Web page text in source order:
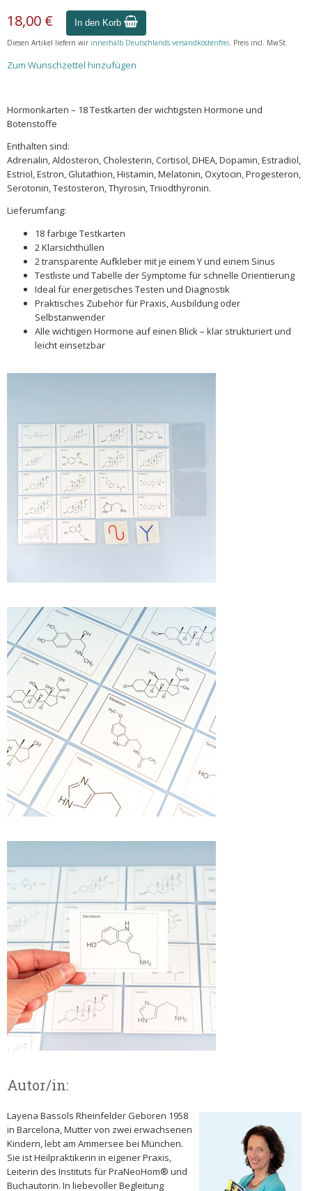
18,00 € In den Korb
Diesen Artikel liefern wir innerhalb Deutschlands versandkostenfrei. Preis incl. MwSt.
Zum Wunschzettel hinzufügen
Hormonkarten – 18 Testkarten der wichtigsten Hormone und
Botenstoffe
Enthalten sind:
Adrenalin, Aldosteron, Cholesterin, Cortisol, DHEA, Dopamin, Estradiol,
Estriol, Estron, Glutathion, Histamin, Melatonin, Oxytocin, Progesteron,
Serotonin, Testosteron, Thyrosin, Triiodthyronin.
Lieferumfang:
18 farbige Testkarten
2 Klarsichthüllen
2 transparente Aufkleber mit je einem Y und einem Sinus
Testliste und Tabelle der Symptome für schnelle Orientierung
Ideal für energetisches Testen und Diagnostik
Praktisches Zubehör für Praxis, Ausbildung oder
Selbstanwender
Alle wichtigen Hormone auf einen Blick – klar strukturiert und
leicht einsetzbar
Autor/in:
Layena Bassols Rheinfelder Geboren 1958
in Barcelona, Mutter von zwei erwachsenen
Kindern, lebt am Ammersee bei München.
Sie ist Heilpraktikerin in eigener Praxis,
Leiterin des Instituts für PraNeoHom® und
Buchautorin. In liebevoller Begleitung